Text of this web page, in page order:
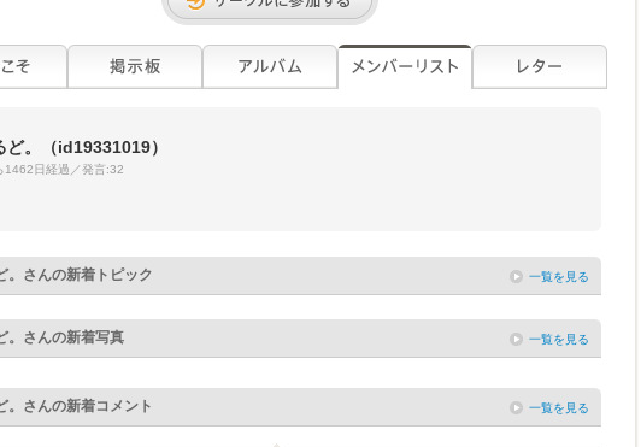
。 （id19331019）
1462日経過／発言:32
さんの新着トピック 一覧を見る
さんの新着写真 一覧を見る
さんの新着コメント 一覧を見る